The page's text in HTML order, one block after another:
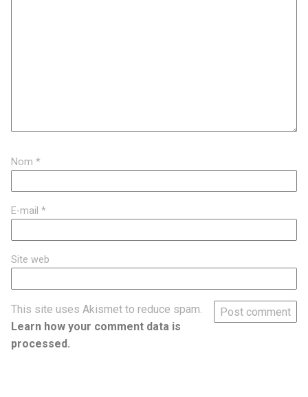
Nom *
E-mail *
Site web
This site uses Akismet to reduce spam.
Learn how your comment data is
processed.